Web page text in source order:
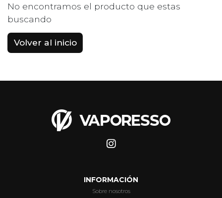
No encontramos el producto que estas
buscando
Volver al inicio
INFORMACIÓN
Sobre nosotros